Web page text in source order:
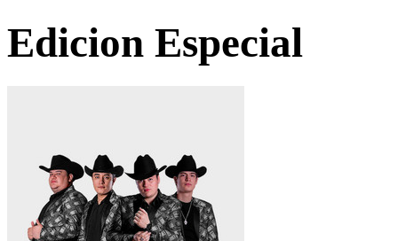
Edicion Especial